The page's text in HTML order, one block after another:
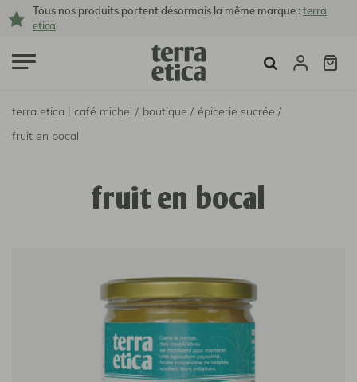
Tous nos produits portent désormais la même marque :terra
etica
terra etica | café michel / boutique / épicerie sucrée /
fruit en bocal
fruit en bocal